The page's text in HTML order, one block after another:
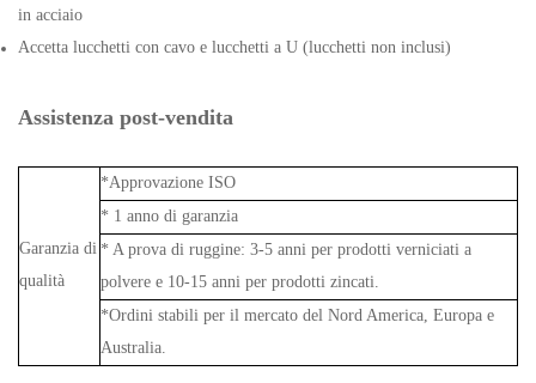
in acciaio
Accetta lucchetti con cavo e lucchetti a U (lucchetti non inclusi)
Assistenza post-vendita
Garanzia di
qualità
*Approvazione ISO
* 1 anno di garanzia
* A prova di ruggine: 3-5 anni per prodotti verniciati a
polvere e 10-15 anni per prodotti zincati.
*Ordini stabili per il mercato del Nord America, Europa e
Australia.